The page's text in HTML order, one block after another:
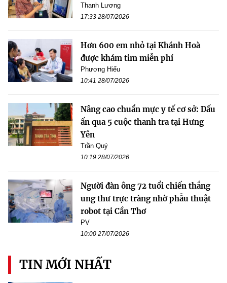
Thanh Lương
17:33 28/07/2026
Hơn 600 em nhỏ tại Khánh Hoà
được khám tim miễn phí
Phương Hiếu
10:41 28/07/2026
Nâng cao chuẩn mực y tế cơ sở: Dấu
ấn qua 5 cuộc thanh tra tại Hưng
Yên
Trần Quý
10:19 28/07/2026
Người đàn ông 72 tuổi chiến thắng
ung thư trực tràng nhờ phẫu thuật
robot tại Cần Thơ
PV
10:00 27/07/2026
TIN MỚI NHẤT